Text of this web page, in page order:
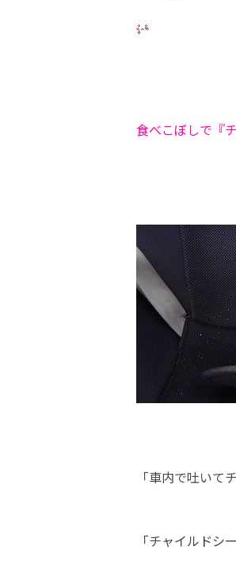
食べこぼしで『
「車内で吐いて
「チャイルドシ